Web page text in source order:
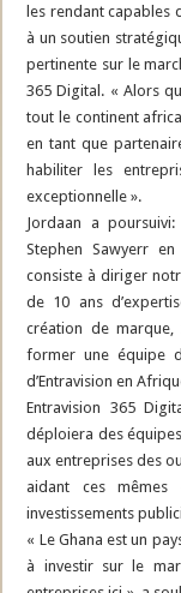
les rendant capables
à un soutien
pertinente sur le
365 Digital. « Alors
tout le continent
en tant que
habiliter les
exceptionnelle ».
Jordaan a
Stephen Sawyerr
consiste à diriger
de 10 ans
création de
former une équipe
d’Entravision en
Entravision 365
déploiera des
aux entreprises des
aidant ces mêmes
investissements
« Le Ghana est un
à investir sur le